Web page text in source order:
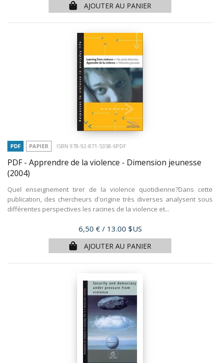
AJOUTER AU PANIER
PDF PAPIER ISBN 978-92-871-5358-6PDF
PDF - Apprendre de la violence - Dimension jeunesse
(2004)
Quel enseignement tirer de la violence quotidienne?Dans cette
publication, des chercheurs d'origine très diverses analysent sous
différentes perspectives les racines de la violence et...
Prix
6,50 € / 13.00 $US
AJOUTER AU PANIER